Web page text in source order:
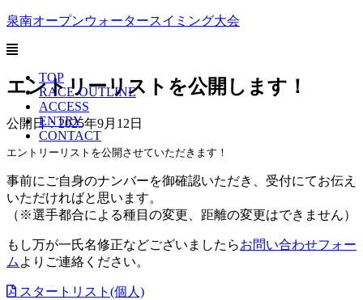
泉南オープンウォータースイミング大会
TOP
RACE-OUTLINE
ACCESS
ENTRY
CONTACT
エントリーリストを公開します！
公開日：2025年9月12日
エントリーリストを公開させていただきます！
事前にご自身のナンバーを御確認いただき、受付にてお伝え
いただければと思います。
（※選手都合による種目の変更、距離の変更はできません）
もし万が一氏名修正などございましたらお問い合わせフォー
ム よりご連絡ください。
スタートリスト(個人)